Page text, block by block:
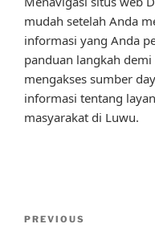
mudah setelah Anda
informasi yang Anda
panduan langkah
mengakses sumber
informasi tentang
masyarakat di Luwu.
Previous
PREVIOUS